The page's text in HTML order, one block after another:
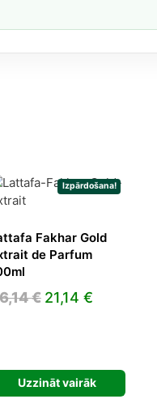
Izpārdošana!
Fakhar Gold
de Parfum
€ Original
21,14 €Current
Uzzināt vairāk